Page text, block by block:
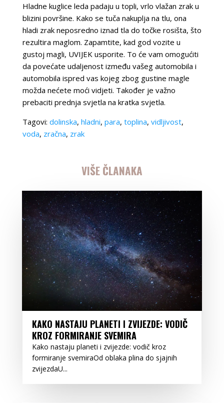
Hladne kuglice leda padaju u topli, vrlo vlažan zrak u
blizini površine. Kako se tuča nakuplja na tlu, ona
hladi zrak neposredno iznad tla do točke rosišta, što
rezultira maglom. Zapamtite, kad god vozite u
gustoj magli, UVIJEK usporite. To će vam omogućiti
da povećate udaljenost između vašeg automobila i
automobila ispred vas kojeg zbog gustine magle
možda nećete moći vidjeti. Također je važno
prebaciti prednja svjetla na kratka svjetla.
Tagovi: dolinska, hladni, para, toplina, vidljivost,
voda, zračna, zrak
VIŠE ČLANAKA
KAKO NASTAJU PLANETI I ZVIJEZDE: VODIČ
KROZ FORMIRANJE SVEMIRA
Kako nastaju planeti i zvijezde: vodič kroz
formiranje svemiraOd oblaka plina do sjajnih
zvijezdaU...